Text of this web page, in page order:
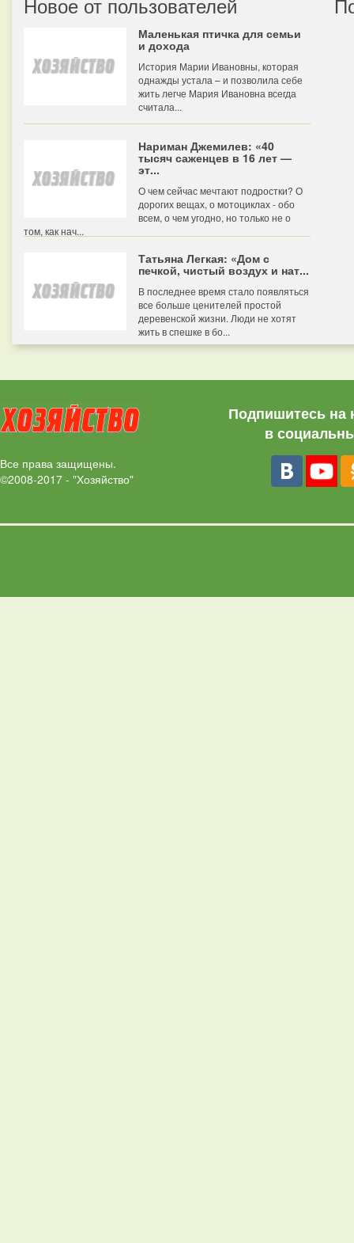
Маленькая птичка для семьи
и дохода
История Марии Ивановны, которая
однажды устала – и позволила себе
жить легче Мария Ивановна всегда
считала...
Нариман Джемилев: «40
тысяч саженцев в 16 лет —
эт...
О чем сейчас мечтают подростки? О
дорогих вещах, о мотоциклах - обо
всем, о чем угодно, но только не о
том, как нач...
Татьяна Легкая: «Дом с
печкой, чистый воздух и нат...
В последнее время стало появляться
все больше ценителей простой
деревенской жизни. Люди не хотят
жить в спешке в бо...
Все права защищены.
©2008-2017 - "Хозяйство"
Подпишитесь на
в